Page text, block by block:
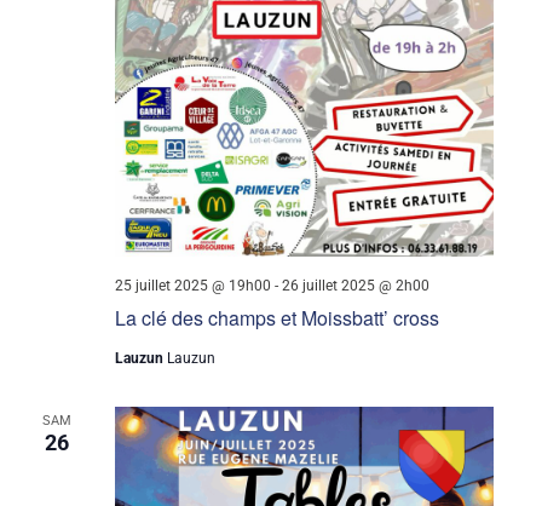
La clé des champs et Moissbatt’ cross
25 juillet 2025 @ 19h00 - 26 juillet 2025 @ 2h00
Lauzun Lauzun
SAM
26